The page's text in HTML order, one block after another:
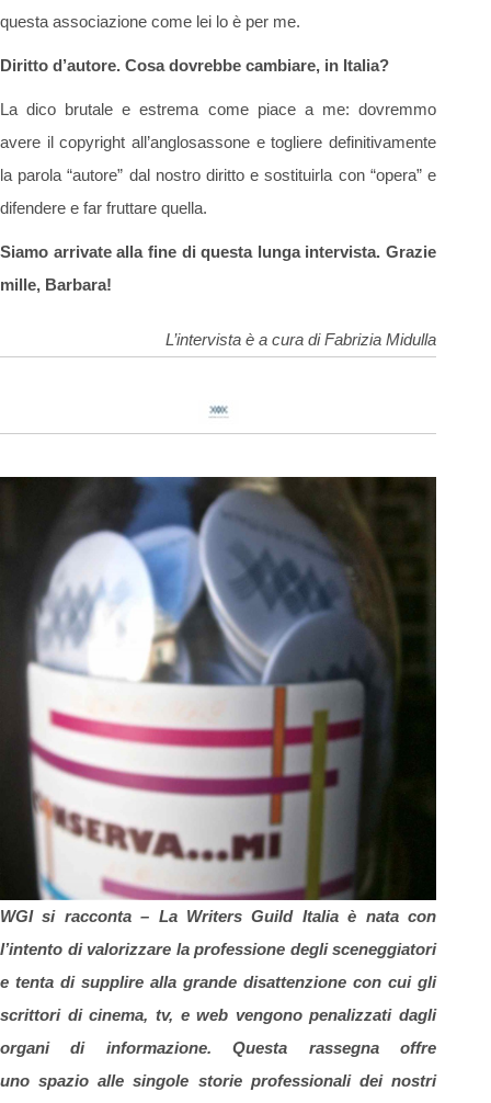
questa associazione come lei lo è per me.
Diritto d’autore. Cosa dovrebbe cambiare, in Italia?
La dico brutale e estrema come piace a me: dovremmo
avere il copyright all’anglosassone e togliere definitivamente
la parola “autore” dal nostro diritto e sostituirla con “opera” e
difendere e far fruttare quella.
Siamo arrivate alla fine di questa lunga intervista. Grazie
mille, Barbara!
L’intervista è a cura di Fabrizia Midulla
WGI si racconta – La Writers Guild Italia è nata con
l’intento di valorizzare la professione degli sceneggiatori
e tenta di supplire alla grande disattenzione con cui gli
scrittori di cinema, tv, e web vengono penalizzati dagli
organi di informazione. Questa rassegna offre
uno spazio alle singole storie professionali dei nostri